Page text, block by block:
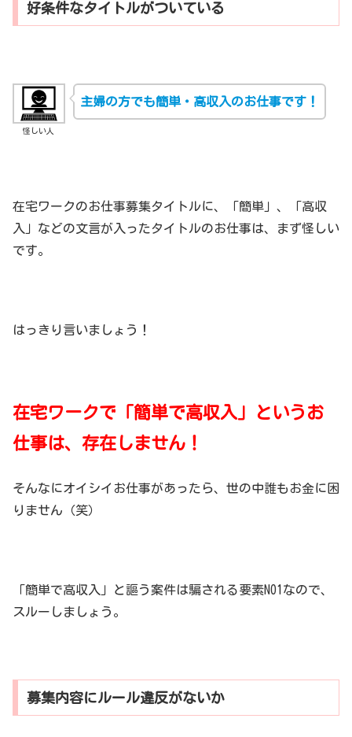
好条件なタイトルがついている
怪しい人
主婦の方でも簡単・高収入のお仕事です！
在宅ワークのお仕事募集タイトルに、「簡単」、「高収
入」などの文言が入ったタイトルのお仕事は、まず怪しい
です。
はっきり言いましょう！
在宅ワークで「簡単で高収入」というお
仕事は、存在しません！
そんなにオイシイお仕事があったら、世の中誰もお金に困
りません（笑）
「簡単で高収入」と謳う案件は騙される要素NO1なので、
スルーしましょう。
募集内容にルール違反がないか